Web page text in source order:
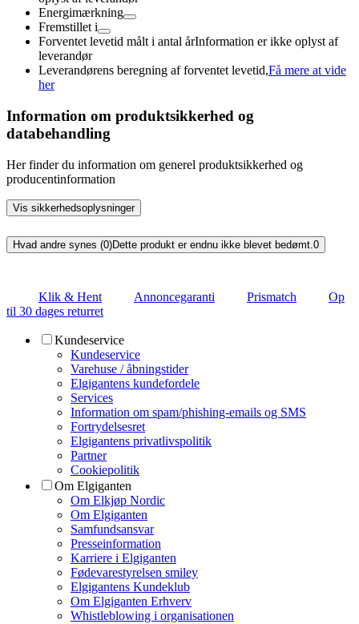
Energimærkning
Fremstillet i
Forventet levetid målt i antal årInformation er ikke oplyst af
leverandør
Leverandørens beregning af forventet levetid,Få mere at vide
her
Information om produktsikkerhed og
databehandling
Her finder du information om generel produktsikkerhed og
producentinformation
Vis sikkerhedsoplysninger
Hvad andre synes (0)Dette produkt er endnu ikke blevet bedømt.0
Klik & Hent Annoncegaranti Prismatch
Op
til 30 dages returret
Kundeservice
Kundeservice
Varehuse / åbningstider
Elgigantens kundefordele
Services
Information om spam/phishing-emails og SMS
Fortrydelsesret
Elgigantens privatlivspolitik
Partner
Cookiepolitik
Om Elgiganten
Om Elkjøp Nordic
Om Elgiganten
Samfundsansvar
Presseinformation
Karriere i Elgiganten
Fødevarestyrelsen smiley
Elgigantens Kundeklub
Om Elgiganten Erhverv
Whistleblowing i organisationen